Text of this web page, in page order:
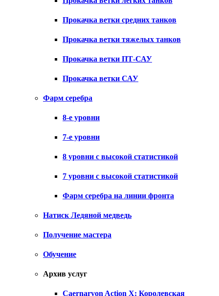
Прокачка ветки средних танков
Прокачка ветки тяжелых танков
Прокачка ветки ПТ-САУ
Прокачка ветки САУ
Фарм серебра
8-е уровни
7-е уровни
8 уровни с высокой статистикой
7 уровни с высокой статистикой
Фарм серебра на линии фронта
Натиск Ледяной медведь
Получение мастера
Обучение
Архив услуг
Caernarvon Action X: Королевская